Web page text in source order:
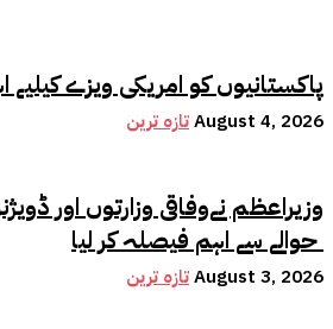
پاکستانیوں کو امریکی ویزے
تازہ ترینAugust 4, 2026
وزیراعظم نےوفاقی وزارتوں اور
حوالے سے اہم فیصلہ کر لیا
تازہ ترینAugust 3, 2026